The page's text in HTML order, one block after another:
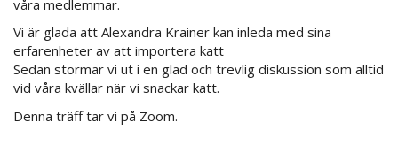
våra medlemmar.
Vi är glada att Alexandra Krainer kan inleda med sina
erfarenheter av att importera katt
Sedan stormar vi ut i en glad och trevlig diskussion som alltid
vid våra kvällar när vi snackar katt.
Denna träff tar vi på Zoom.